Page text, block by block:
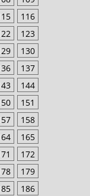
116
123
130
137
144
151
158
165
172
179
186